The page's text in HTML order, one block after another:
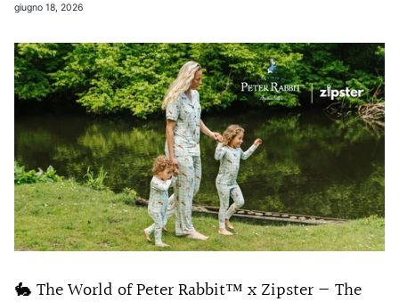
giugno 18, 2026
🐇 The World of Peter Rabbit™ x Zipster — The